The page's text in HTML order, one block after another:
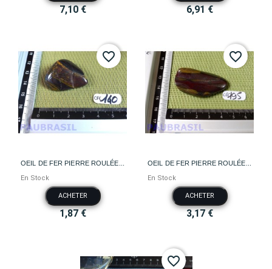
7,10 € 6,91 €
OEIL DE FER PIERRE ROULÉE...
En Stock
ACHETER
1,87 €
favorite_border
OEIL DE FER PIERRE ROULÉE...
En Stock
ACHETER
3,17 €
favorite_border
favorite_border